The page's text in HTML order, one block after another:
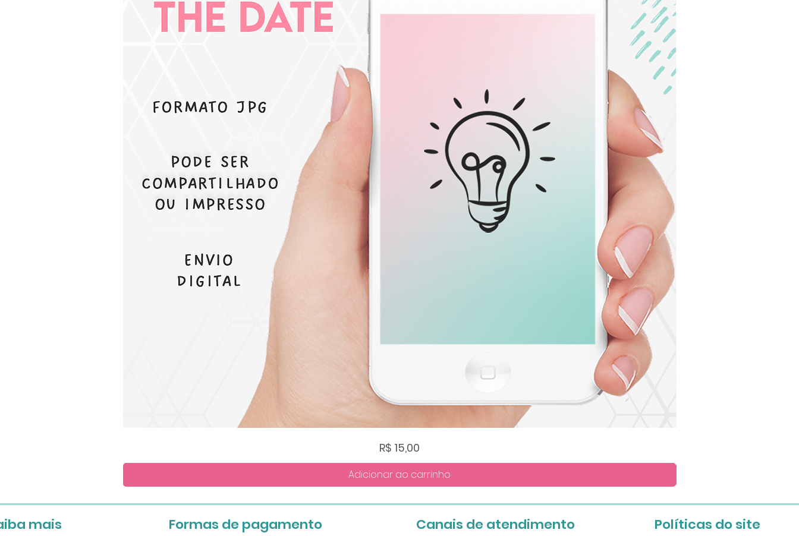
Visualização rápida
Preço
R$ 15,00
Adicionar ao carrinho
mais Formas de pagamento Canais de atendimento Políticas do site